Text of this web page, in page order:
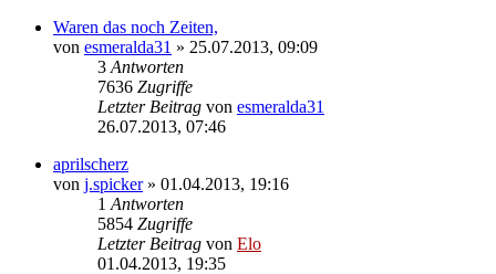
Waren das noch Zeiten,
von esmeralda31 » 25.07.2013, 09:09
3 Antworten
7636 Zugriffe
Letzter Beitrag von esmeralda31
26.07.2013, 07:46
aprilscherz
von j.spicker» 01.04.2013, 19:16
1 Antworten
5854 Zugriffe
Letzter Beitrag von Elo
01.04.2013, 19:35